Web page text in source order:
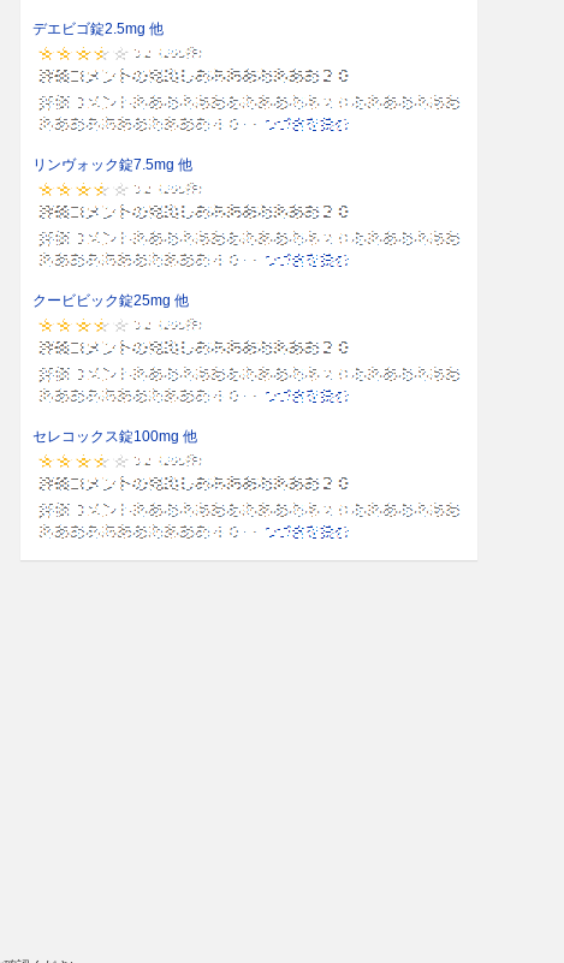
デエビゴ錠2.5mg 他
リンヴォック錠7.5mg 他
クービビック錠25mg 他
セレコックス錠100mg 他